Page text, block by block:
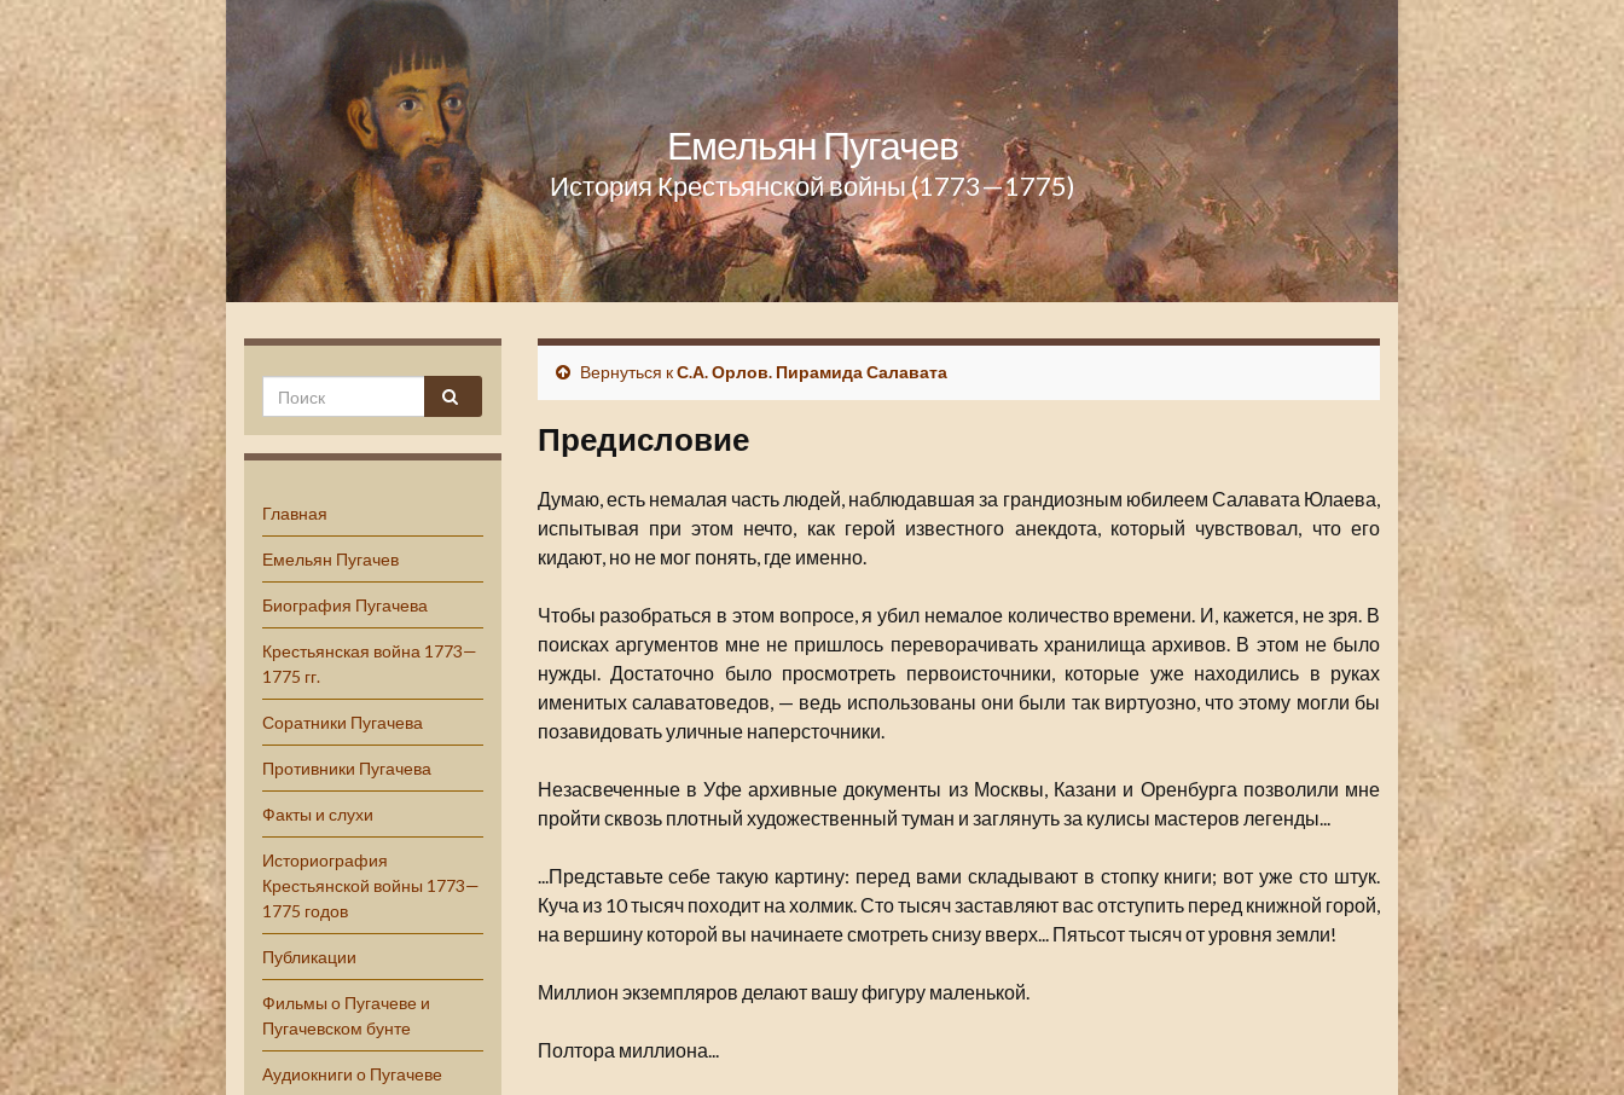
Емельян Пугачев
История Крестьянской войны (1773—1775)
Главная
Емельян Пугачев
Биография Пугачева
Крестьянская война 1773—
1775 гг.
Соратники Пугачева
Противники Пугачева
Факты и слухи
Историография
Крестьянской войны 1773—
1775 годов
Публикации
Фильмы о Пугачеве и
Пугачевском бунте
Аудиокниги о Пугачеве
Вернуться кС.А. Орлов. Пирамида Салавата
Предисловие
Думаю, есть немалая часть людей, наблюдавшая за грандиозным юбилеем Салавата Юлаева,
испытывая при этом нечто, как герой известного анекдота, который чувствовал, что его
кидают, но не мог понять, где именно.
Чтобы разобраться в этом вопросе, я убил немалое количество времени. И, кажется, не зря. В
поисках аргументов мне не пришлось переворачивать хранилища архивов. В этом не было
нужды. Достаточно было просмотреть первоисточники, которые уже находились в руках
именитых салаватоведов, — ведь использованы они были так виртуозно, что этому могли бы
позавидовать уличные наперсточники.
Незасвеченные в Уфе архивные документы из Москвы, Казани и Оренбурга позволили мне
пройти сквозь плотный художественный туман и заглянуть за кулисы мастеров легенды...
...Представьте себе такую картину: перед вами складывают в стопку книги; вот уже сто штук.
Куча из 10 тысяч походит на холмик. Сто тысяч заставляют вас отступить перед книжной горой,
на вершину которой вы начинаете смотреть снизу вверх... Пятьсот тысяч от уровня земли!
Миллион экземпляров делают вашу фигуру маленькой.
Полтора миллиона...